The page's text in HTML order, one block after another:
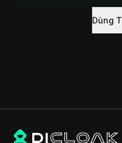
Dùng